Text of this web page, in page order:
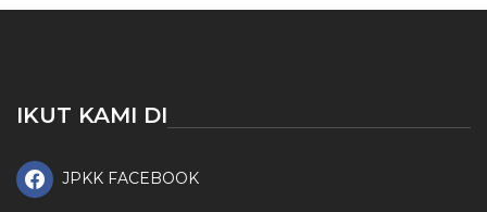
IKUT KAMI DI
JPKK FACEBOOK